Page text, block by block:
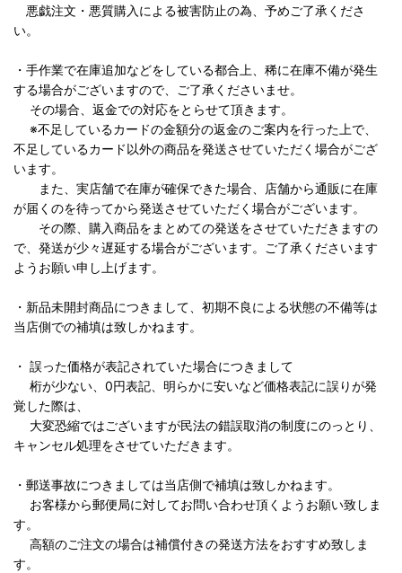
悪戯注文・悪質購入による被害防止の為、予めご了承くださ
い。
・手作業で在庫追加などをしている都合上、稀に在庫不備が発生
する場合がございますので、ご了承くださいませ。
その場合、返金での対応をとらせて頂きます。
※不足しているカードの金額分の返金のご案内を行った上で、
不足しているカード以外の商品を発送させていただく場合がござ
います。
また、実店舗で在庫が確保できた場合、店舗から通販に在庫
が届くのを待ってから発送させていただく場合がございます。
その際、購入商品をまとめての発送をさせていただきますの
で、発送が少々遅延する場合がございます。ご了承くださいます
ようお願い申し上げます。
・新品未開封商品につきまして、初期不良による状態の不備等は
当店側での補填は致しかねます。
・ 誤った価格が表記されていた場合につきまして
桁が少ない、0円表記、明らかに安いなど価格表記に誤りが発
覚した際は、
大変恐縮ではございますが民法の錯誤取消の制度にのっとり、
キャンセル処理をさせていただきます。
・郵送事故につきましては当店側で補填は致しかねます。
お客様から郵便局に対してお問い合わせ頂くようお願い致しま
す。
高額のご注文の場合は補償付きの発送方法をおすすめ致しま
す。